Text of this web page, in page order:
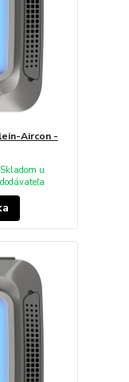
Aircon -
Skladom u
dodávateľa